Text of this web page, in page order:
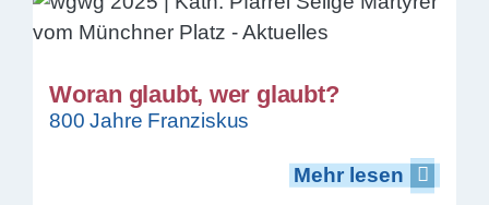
Woran glaubt, wer glaubt?
800 Jahre Franziskus
Mehr lesen
Mehr lesen